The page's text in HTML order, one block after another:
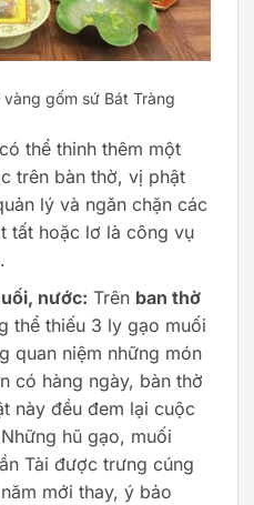
gốm sứ Bát Tràng
thể thỉnh thêm một
trên bàn thờ, vị phật
lý và ngăn chặn các
tất hoặc lơ là công vụ
nước: Trên ban thờ
thể thiếu 3 ly gạo muối
quan niệm những món
có hàng ngày, bàn thờ
này đều đem lại cuộc
hũ gạo, muối
Tài được trưng cúng
mới thay, ý bảo